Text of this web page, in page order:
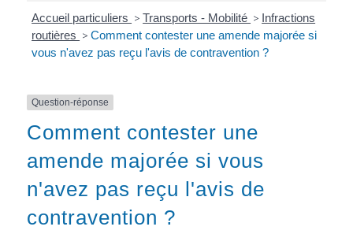
Accueil particuliers > Transports - Mobilité > Infractions
routières > Comment contester une amende majorée si
vous n'avez pas reçu l'avis de contravention ?
Question-réponse
Comment contester une
amende majorée si vous
n'avez pas reçu l'avis de
contravention ?